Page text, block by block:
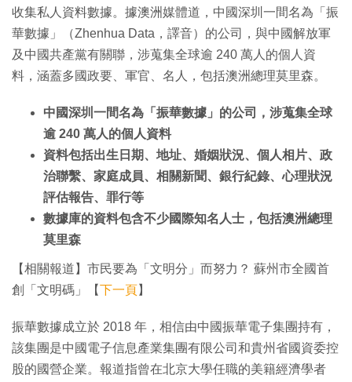
收集私人資料數據。據澳洲媒體道，中國深圳一間名為「振
華數據」（Zhenhua Data，譯音）的公司，與中國解放軍
及中國共產黨有關聯，涉蒐集全球逾 240 萬人的個人資
料，涵蓋多國政要、軍官、名人，包括澳洲總理莫里森。
中國深圳一間名為「振華數據」的公司，涉蒐集全球
逾 240 萬人的個人資料
資料包括出生日期、地址、婚姻狀況、個人相片、政
治聯繫、家庭成員、相關新聞、銀行紀錄、心理狀況
評估報告、罪行等
數據庫的資料包含不少國際知名人士，包括澳洲總理
莫里森
【相關報道】市民要為「文明分」而努力？ 蘇州市全國首
創「文明碼」【下一頁】
振華數據成立於 2018 年，相信由中國振華電子集團持有，
該集團是中國電子信息產業集團有限公司和貴州省國資委控
股的國營企業。報道指曾在北京大學任職的美籍經濟學者